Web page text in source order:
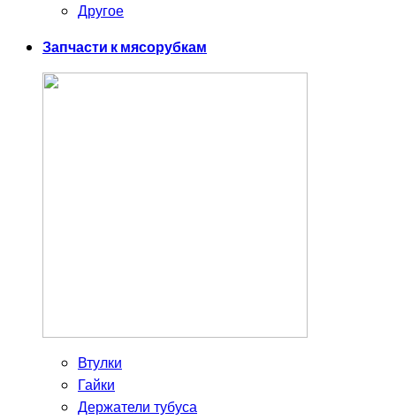
Другое
Запчасти к мясорубкам
Втулки
Гайки
Держатели тубуса